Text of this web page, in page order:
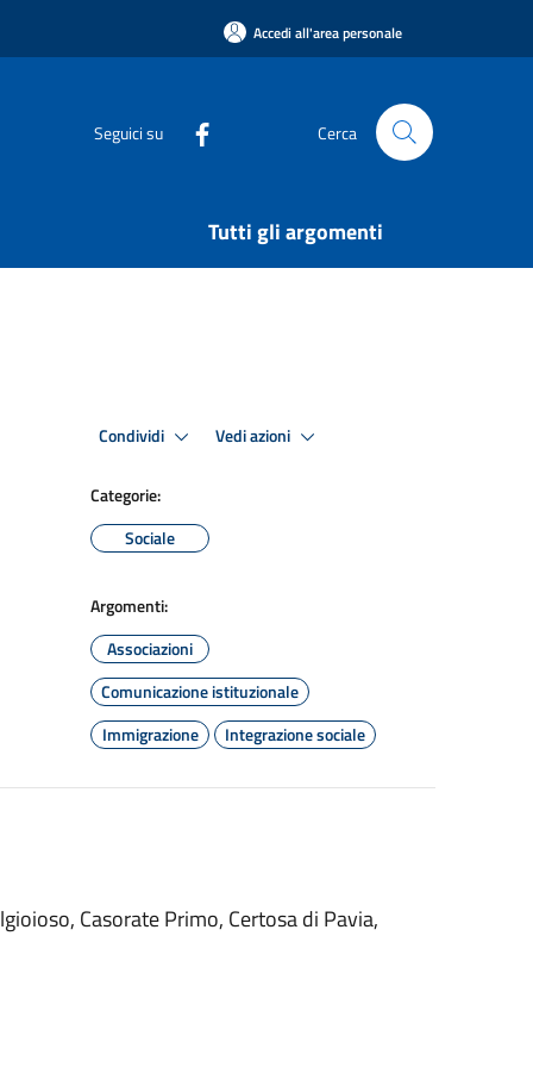
Accedi all'area personale
Seguici su Cerca
Tutti gli argomenti
Condividi Vedi azioni
Categorie:
Sociale
Argomenti:
Associazioni
Comunicazione istituzionale
Immigrazione
Integrazione sociale
Casorate Primo, Certosa di Pavia,